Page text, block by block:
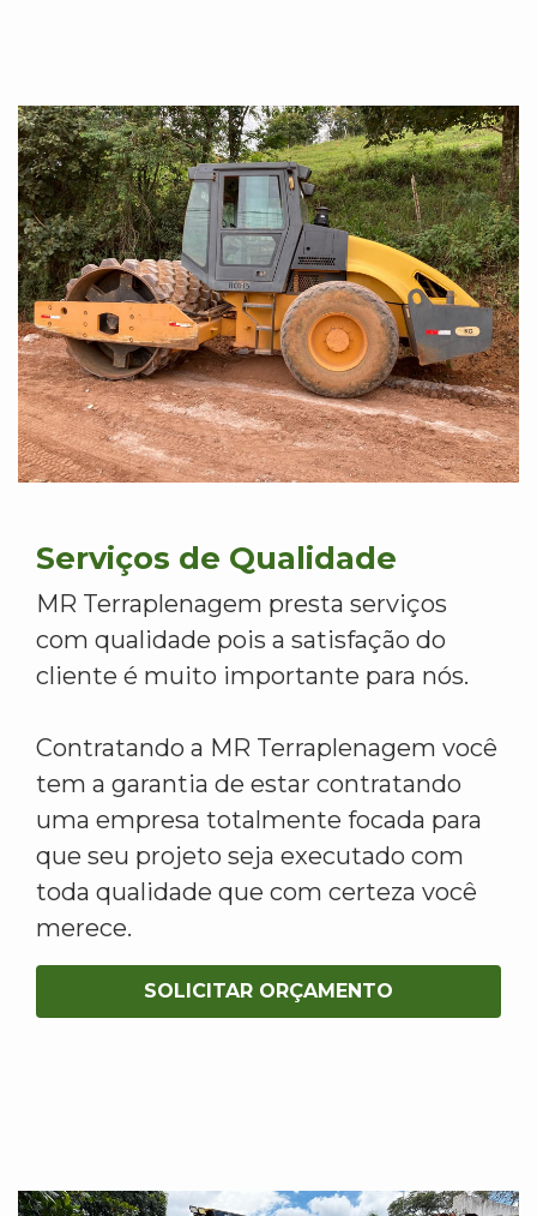
Serviços de Qualidade
MR Terraplenagem presta serviços
com qualidade pois a satisfação do
cliente é muito importante para nós.
Contratando a MR Terraplenagem você
tem a garantia de estar contratando
uma empresa totalmente focada para
que seu projeto seja executado com
toda qualidade que com certeza você
merece.
SOLICITAR ORÇAMENTO